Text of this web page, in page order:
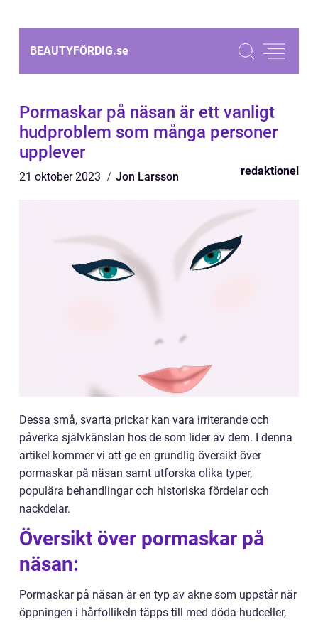
BEAUTYFÖRDIG.se
Pormaskar på näsan är ett vanligt
hudproblem som många personer
upplever
21 oktober 2023 Jon Larsson redaktionel
Dessa små, svarta prickar kan vara irriterande och
påverka självkänslan hos de som lider av dem. I denna
artikel kommer vi att ge en grundlig översikt över
pormaskar på näsan samt utforska olika typer,
populära behandlingar och historiska fördelar och
nackdelar.
Översikt över pormaskar på
näsan:
Pormaskar på näsan är en typ av akne som uppstår när
öppningen i hårfollikeln täpps till med döda hudceller,